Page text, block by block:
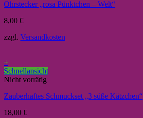
Ohrstecker „rosa Pünktchen – Welt“
8,00 €
zzgl. Versandkosten
+
Schnellansicht
Nicht vorrätig
Zauberhaftes Schmuckset „3 süße Kätzchen“
18,00 €